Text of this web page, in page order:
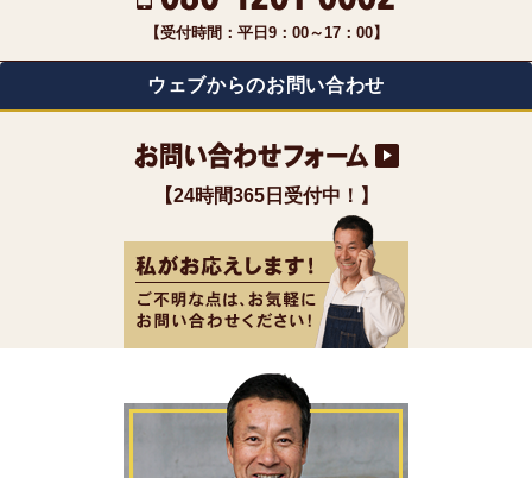
【受付時間：平日9：00～17：00】
ウェブからのお問い合わせ
【24時間365日受付中！】